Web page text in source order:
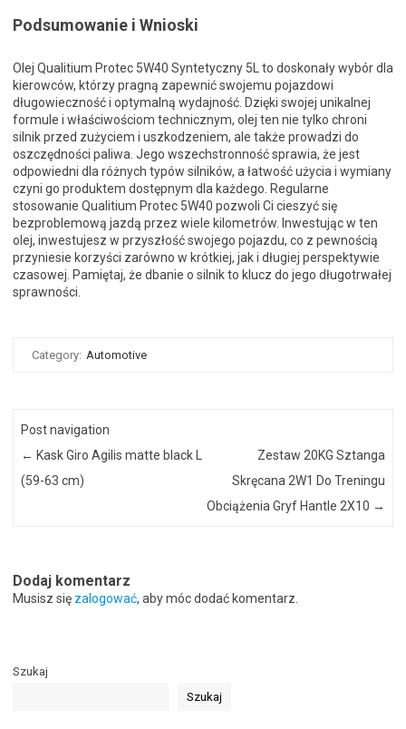
Podsumowanie i Wnioski
Olej Qualitium Protec 5W40 Syntetyczny 5L to doskonały wybór dla
kierowców, którzy pragną zapewnić swojemu pojazdowi
długowieczność i optymalną wydajność. Dzięki swojej unikalnej
formule i właściwościom technicznym, olej ten nie tylko chroni
silnik przed zużyciem i uszkodzeniem, ale także prowadzi do
oszczędności paliwa. Jego wszechstronność sprawia, że jest
odpowiedni dla różnych typów silników, a łatwość użycia i wymiany
czyni go produktem dostępnym dla każdego. Regularne
stosowanie Qualitium Protec 5W40 pozwoli Ci cieszyć się
bezproblemową jazdą przez wiele kilometrów. Inwestując w ten
olej, inwestujesz w przyszłość swojego pojazdu, co z pewnością
przyniesie korzyści zarówno w krótkiej, jak i długiej perspektywie
czasowej. Pamiętaj, że dbanie o silnik to klucz do jego długotrwałej
sprawności.
Category: Automotive
Post navigation
← Kask Giro Agilis matte black L
(59-63 cm)
Zestaw 20KG Sztanga
Skręcana 2W1 Do Treningu
Obciążenia Gryf Hantle 2X10 →
Dodaj komentarz
Musisz się zalogować, aby móc dodać komentarz.
Szukaj
Szukaj